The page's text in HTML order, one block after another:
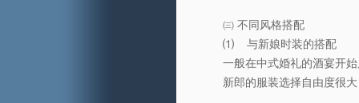
㈢ 不同风格搭配
⑴ 与新娘时装的搭配
一般在中式婚礼的酒宴开
新郎的服装选择自由度很